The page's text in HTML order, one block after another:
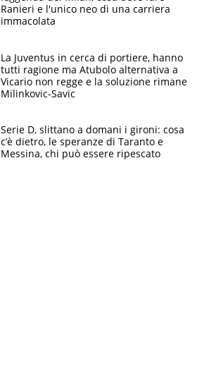
Ranieri e l'unico neo di una carriera
immacolata
La Juventus in cerca di portiere, hanno
tutti ragione ma Atubolo alternativa a
Vicario non regge e la soluzione rimane
Milinkovic-Savic
Serie D, slittano a domani i gironi: cosa
c’è dietro, le speranze di Taranto e
Messina, chi può essere ripescato